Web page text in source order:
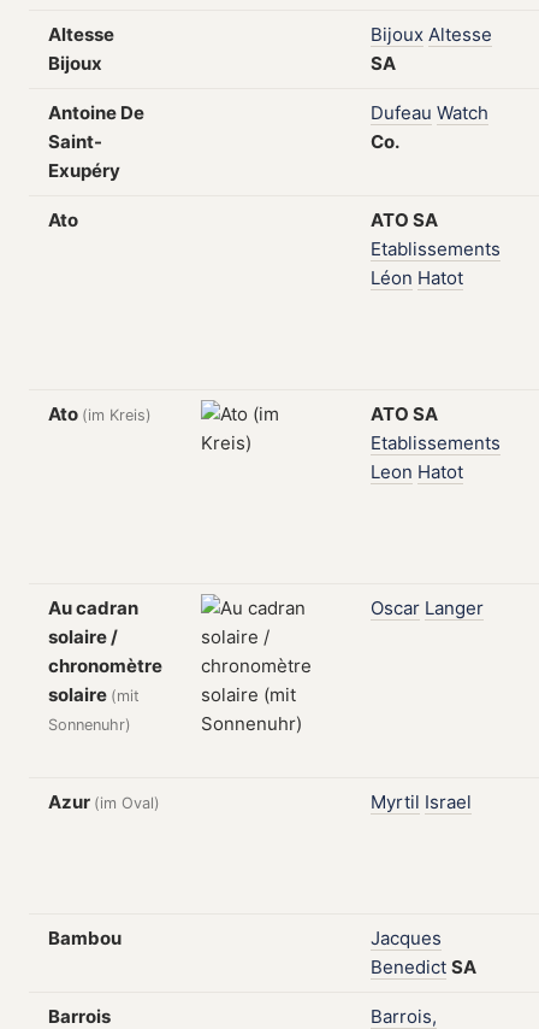
Altesse
Bijoux
Bijoux Altesse
SA
Antoine De
Saint-
Exupéry
Dufeau Watch
Co.
Ato ATO SA
Etablissements
Léon Hatot
Ato (im Kreis) ATO SA
Etablissements
Leon Hatot
Au cadran
solaire /
chronomètre
solaire (mit
Sonnenuhr)
Oscar Langer
Azur (im Oval) Myrtil Israel
Bambou
Jacques
Benedict SA
Barrois
Barrois,